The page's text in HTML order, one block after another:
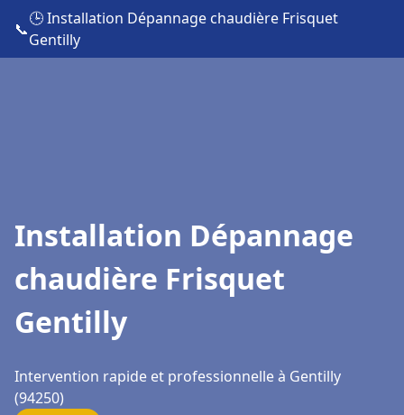
📞
🕒 Installation Dépannage chaudière Frisquet
Gentilly
Installation Dépannage
chaudière Frisquet
Gentilly
Intervention rapide et professionnelle à Gentilly
(94250)